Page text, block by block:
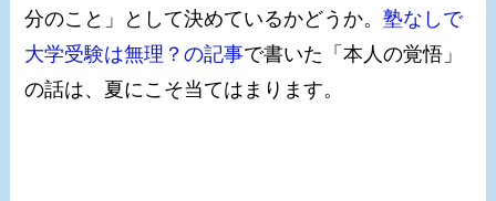
分のこと」として決めているかどうか。塾なしで
大学受験は無理？の記事で書いた「本人の覚悟」
の話は、夏にこそ当てはまります。